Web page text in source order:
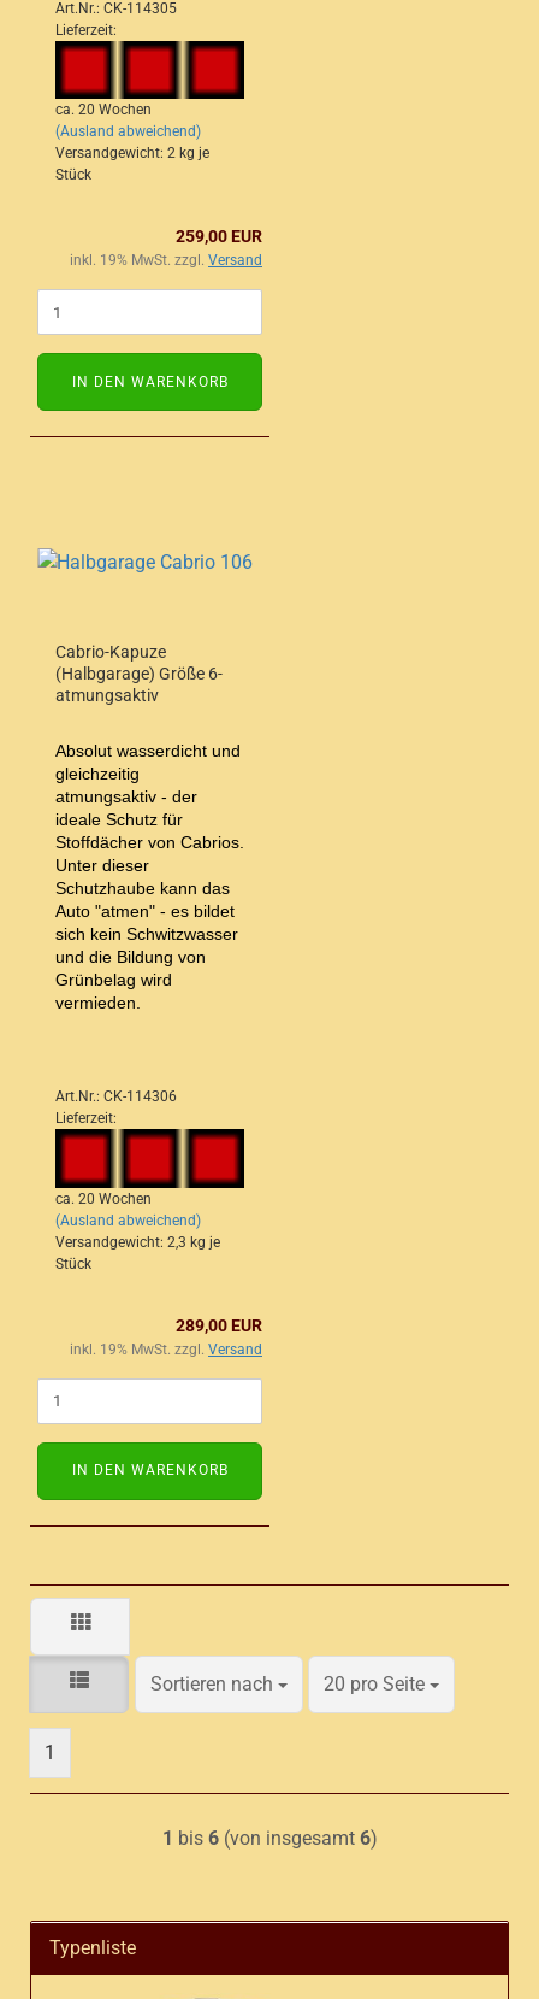
Art.Nr.: CK-114305
Lieferzeit:
ca. 20 Wochen
(Ausland abweichend)
Versandgewicht: 2 kg je
Stück
259,00 EUR
inkl. 19% MwSt. zzgl. Versand
IN DEN WARENKORB
Cabrio-Kapuze
(Halbgarage) Größe 6-
atmungsaktiv
Absolut wasserdicht und
gleichzeitig
atmungsaktiv - der
ideale Schutz für
Stoffdächer von Cabrios.
Unter dieser
Schutzhaube kann das
Auto "atmen" - es bildet
sich kein Schwitzwasser
und die Bildung von
Grünbelag wird
vermieden.
Art.Nr.: CK-114306
Lieferzeit:
ca. 20 Wochen
(Ausland abweichend)
Versandgewicht: 2,3 kg je
Stück
289,00 EUR
inkl. 19% MwSt. zzgl. Versand
IN DEN WARENKORB
Sortieren nach
Sortieren nach 20 pro Seite
pro Seite
1
1 bis 6(von insgesamt 6)
Typenliste